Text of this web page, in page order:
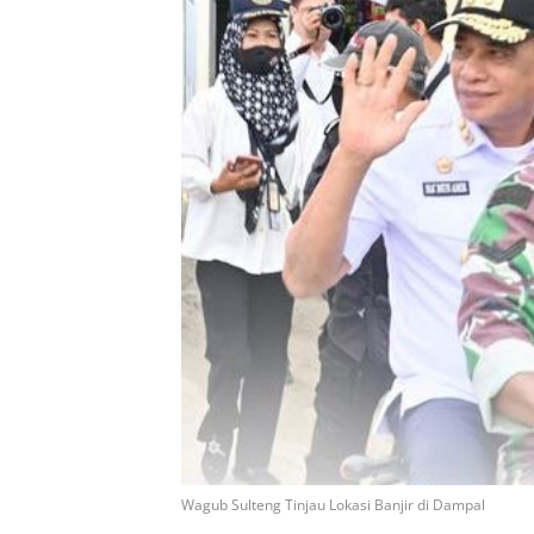
Wagub Sulteng Tinjau Lokasi Banjir di Dampal